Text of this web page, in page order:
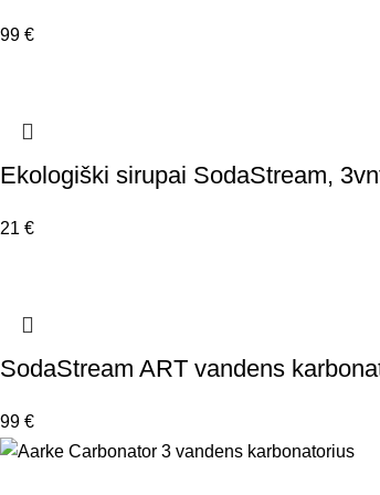
99 €
Ekologiški sirupai SodaStream,
21 €
SodaStream ART vandens
99 €